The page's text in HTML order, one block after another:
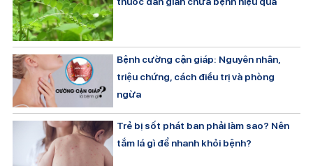
Bệnh cường cận giáp: Nguyên nhân,
triệu chứng, cách điều trị và phòng
ngừa
Trẻ bị sốt phát ban phải làm sao? Nên
tắm lá gì để nhanh khỏi bệnh?